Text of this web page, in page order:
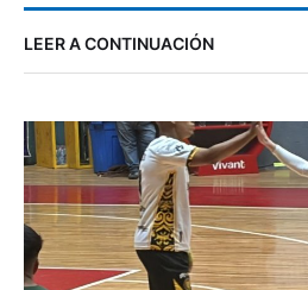
LEER A CONTINUACIÓN